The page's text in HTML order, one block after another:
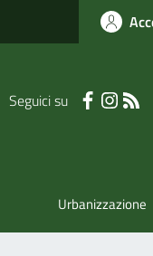
Seguici su
Urbanizzazione